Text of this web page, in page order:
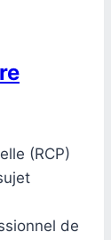
(RCP)
de